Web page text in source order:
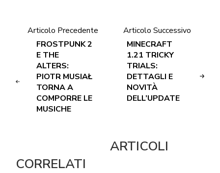
Articolo Precedente
FROSTPUNK 2
E THE
ALTERS:
PIOTR MUSIAŁ
TORNA A
COMPORRE LE
MUSICHE
Articolo Successivo
MINECRAFT
1.21 TRICKY
TRIALS:
DETTAGLI E
NOVITÀ
DELL’UPDATE
ARTICOLI
CORRELATI